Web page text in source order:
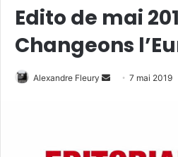
Edito de mai
Changeons
Alexandre Fleury 7 mai 2019